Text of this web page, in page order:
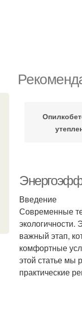
Введение
Современные
экологичности.
важный этап,
комфортные
этой статье мы
практические